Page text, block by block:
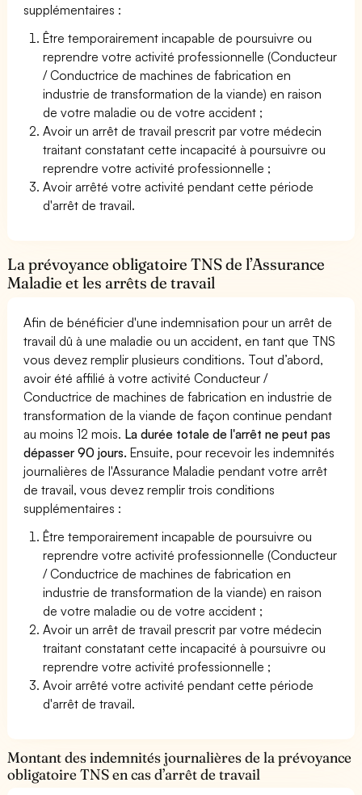
supplémentaires :
Être temporairement incapable de poursuivre ou
reprendre votre activité professionnelle (Conducteur
/ Conductrice de machines de fabrication en
industrie de transformation de la viande) en raison
de votre maladie ou de votre accident ;
Avoir un arrêt de travail prescrit par votre médecin
traitant constatant cette incapacité à poursuivre ou
reprendre votre activité professionnelle ;
Avoir arrêté votre activité pendant cette période
d'arrêt de travail.
La prévoyance obligatoire TNS de l’Assurance
Maladie et les arrêts de travail
Afin de bénéficier d'une indemnisation pour un arrêt de
travail dû à une maladie ou un accident, en tant que TNS
vous devez remplir plusieurs conditions. Tout d’abord,
avoir été affilié à votre activité Conducteur /
Conductrice de machines de fabrication en industrie de
transformation de la viande de façon continue pendant
au moins 12 mois. La durée totale de l'arrêt ne peut pas
dépasser 90 jours. Ensuite, pour recevoir les indemnités
journalières de l'Assurance Maladie pendant votre arrêt
de travail, vous devez remplir trois conditions
supplémentaires :
Être temporairement incapable de poursuivre ou
reprendre votre activité professionnelle (Conducteur
/ Conductrice de machines de fabrication en
industrie de transformation de la viande) en raison
de votre maladie ou de votre accident ;
Avoir un arrêt de travail prescrit par votre médecin
traitant constatant cette incapacité à poursuivre ou
reprendre votre activité professionnelle ;
Avoir arrêté votre activité pendant cette période
d'arrêt de travail.
Montant des indemnités journalières de la prévoyance
obligatoire TNS en cas d’arrêt de travail